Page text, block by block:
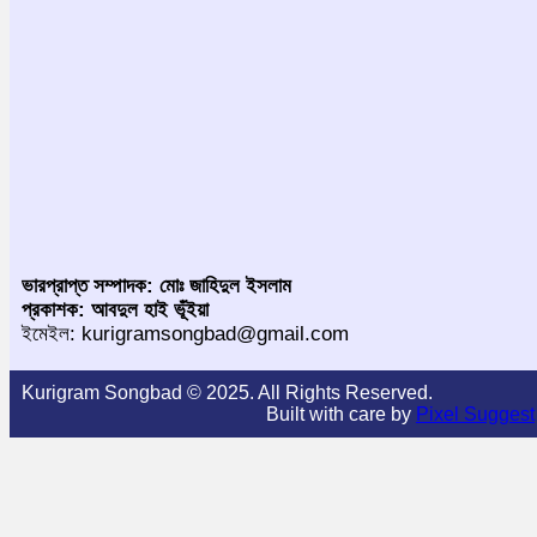
ভারপ্রাপ্ত সম্পাদক: মোঃ জাহিদুল ইসলাম
প্রকাশক: আবদুল হাই ভূঁইয়া
ইমেইল: kurigramsongbad@gmail.com
Kurigram Songbad © 2025. All Rights Reserved.
Built with care by Pixel Suggest